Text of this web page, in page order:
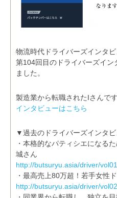
物流時代ドライバーズインタ
第104回目のドライバーズイ
ました。
製造業から転職されたIさんです
インタビューはこちら
▼過去のドライバーズインタビ
・本格的なパティシエになる
城さん
http://butsuryu.asia/driver/
・最高売上80万超！若手女性
http://butsuryu.asia/driver/